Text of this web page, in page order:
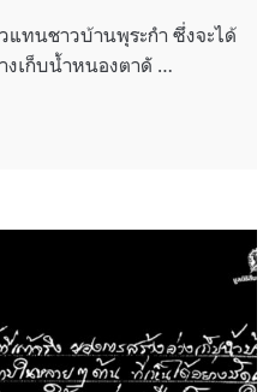
แทนชาวบ้านพุระกำ ซึ่งจะได้
งเก็บน้ำหนองตาดั …
สือ ขอให้ยุติโครงการอ่างเก็บน้ำ